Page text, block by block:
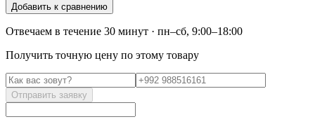
Добавить к сравнению
Отвечаем в течение 30 минут · пн–сб, 9:00–18:00
Получить точную цену по этому товару
Отправить заявку